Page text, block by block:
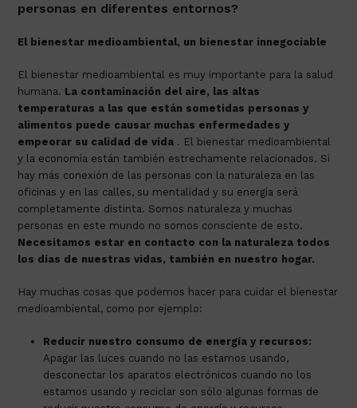
personas en diferentes entornos?
El bienestar medioambiental, un bienestar innegociable
El bienestar medioambiental es muy importante para la salud
humana. La contaminación del aire, las altas
temperaturas a las que están sometidas personas y
alimentos puede causar muchas enfermedades y
empeorar su calidad de vida . El bienestar medioambiental
y la economía están también estrechamente relacionados. Si
hay más conexión de las personas con la naturaleza en las
oficinas y en las calles, su mentalidad y su energía será
completamente distinta. Somos naturaleza y muchas
personas en este mundo no somos consciente de esto.
Necesitamos estar en contacto con la naturaleza todos
los días de nuestras vidas, también en nuestro hogar.
Hay muchas cosas que podemos hacer para cuidar el bienestar
medioambiental, como por ejemplo:
Reducir nuestro consumo de energía y recursos:
Apagar las luces cuando no las estamos usando,
desconectar los aparatos electrónicos cuando no los
estamos usando y reciclar son sólo algunas formas de